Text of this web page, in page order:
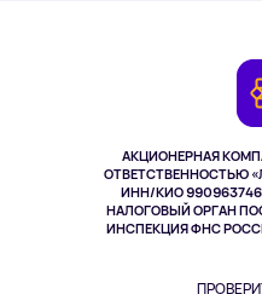
АКЦИОНЕРНАЯ
ОТВЕТСТВЕННОСТЬЮ
ИНН/КИО
НАЛОГОВЫЙ ОРГАН
ИНСПЕКЦИЯ ФНС
Здоровье питомцев
Одежда и аксессуары